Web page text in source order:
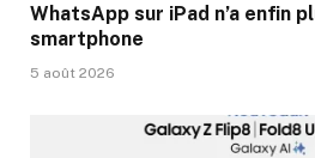
WhatsApp sur iPad n’a enfin
smartphone
5 août 2026